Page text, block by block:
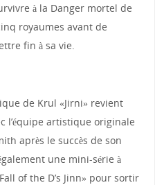
à la Danger mortel de
royaumes avant de
fin à sa vie.
de Krul «Jirni» revient
l’équipe artistique originale
après le succès de son
une mini-série à
of the D’s Jinn» pour sortir